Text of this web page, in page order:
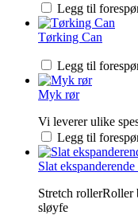
Legg til
Tørking Can
Legg til
Myk rør
Vi leverer ulike
Legg til
Slat
Stretch rollerRoller
sløyfe